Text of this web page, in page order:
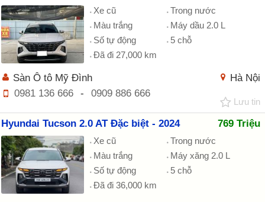
Xe cũ
Trong nước
Màu trắng
Máy dầu 2.0 L
Số tự động
5 chỗ
Đã đi 27,000 km
Hà Nội
Sàn Ô tô Mỹ Đình
0981 136 666
- 0909 886 666
Lưu tin
Hyundai Tucson 2.0 AT Đặc biệt - 2024 769 Triệu
Xe cũ
Trong nước
Màu trắng
Máy xăng 2.0 L
Số tự động
5 chỗ
Đã đi 36,000 km